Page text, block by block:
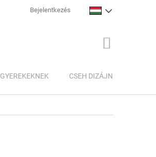
Bejelentkezés
GYEREKEKNEK CSEH DIZÁJN